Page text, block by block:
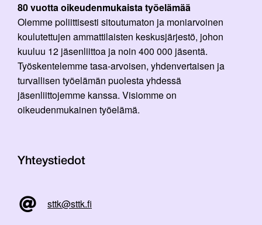
80 vuotta oikeudenmukaista työelämää
Olemme poliittisesti sitoutumaton ja moniarvoinen
koulutettujen ammattilaisten keskusjärjestö, johon
kuuluu 12 jäsenliittoa ja noin 400 000 jäsentä.
Työskentelemme tasa-arvoisen, yhdenvertaisen ja
turvallisen työelämän puolesta yhdessä
jäsenliittojemme kanssa. Visiomme on
oikeudenmukainen työelämä.
Yhteystiedot
sttk@sttk.fi